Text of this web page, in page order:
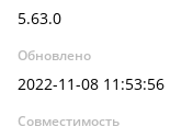
5.63.0
Обновлено
2022-11-08 11:53:56
Совместимость